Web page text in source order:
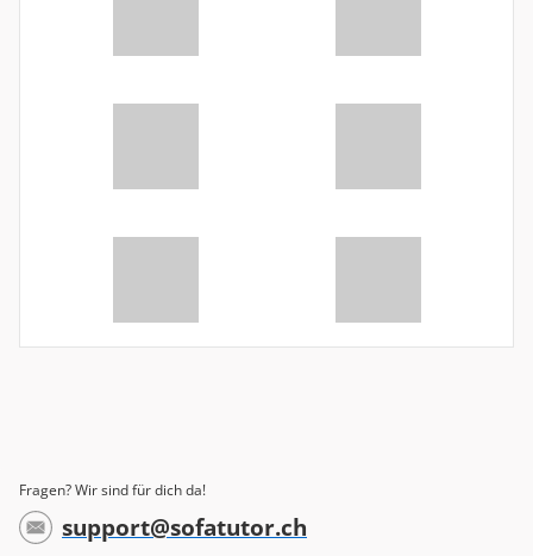
Fragen? Wir sind für dich da!
support@sofatutor.ch